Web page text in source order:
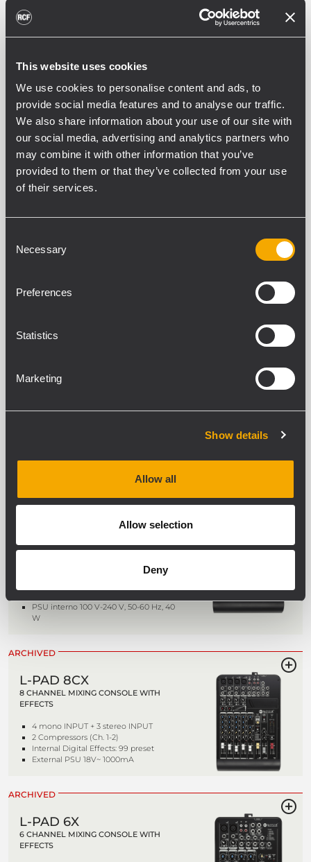
This website uses cookies
We use cookies to personalise content and ads, to
provide social media features and to analyse our traffic.
We also share information about your use of our site with
our social media, advertising and analytics partners who
may combine it with other information that you’ve
provided to them or that they’ve collected from your use
of their services.
Selection
Necessary
Preferences
Statistics
Marketing
Show details
Allow all
Allow selection
Deny
CONSOLE AUDIO A 6 CANALI CON
MULTI-FX
2 Ingressi Linea Stereo
1 Aux/FX (post-fader)
Uscita bilanciata +28 dB (Stereo XLR +
TRS)
L-PAD 24CX
CONSOLE DI MIXAGGIO A 24 CANALI
4 ritorni STEREO AUX
24-bit DSP effects for 99 presets
ARCHIVED
CONSOLE DI MIXAGGIO A 16 CANALI
ingressi STEREO
4 ritorni STEREO AUX
L-PAD 12CX
6 INGRESSI MONO + 4 INGRESSI
PSU interno 100 V-240 V, 50-60 Hz, 40
W
ARCHIVED
L-PAD 8CX
8 CHANNEL MIXING CONSOLE WITH
EFFECTS
4 mono INPUT + 3 stereo INPUT
2 Compressors (Ch. 1-2)
Internal Digital Effects: 99 preset
External PSU 18V~ 1000mA
ARCHIVED
L-PAD 6X
6 CHANNEL MIXING CONSOLE WITH
EFFECTS